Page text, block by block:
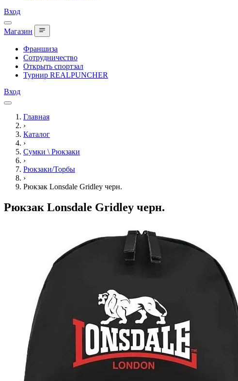
Вход
Магазин
Франшиза
Сотрудничество
Открыть спортзал
Турнир REALPUNCHER
Вход
Главная
›
Каталог
›
Сумки \ Рюкзаки
›
Рюкзаки/Торбы
›
Рюкзак Lonsdale Gridley черн.
Рюкзак Lonsdale Gridley черн.